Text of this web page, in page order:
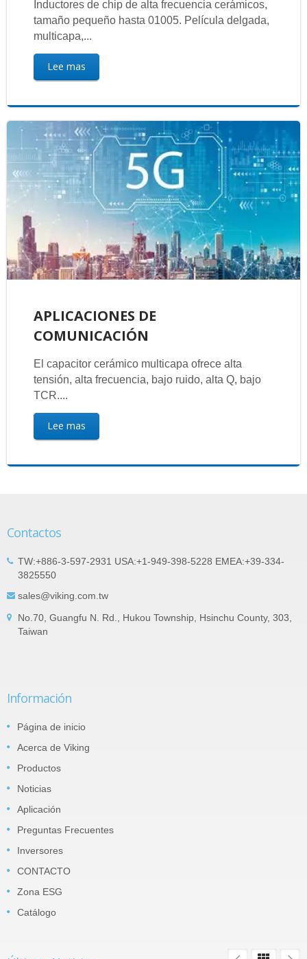
Inductores de chip de alta frecuencia cerámicos,
tamaño pequeño hasta 01005. Película delgada,
multicapa,...
Lee mas
APLICACIONES DE
COMUNICACIÓN
El capacitor cerámico multicapa ofrece alta
tensión, alta frecuencia, bajo ruido, alta Q, bajo
TCR....
Lee mas
Contactos
TW:+886-3-597-2931 USA:+1-949-398-5228 EMEA:+39-334-
3825550
sales@viking.com.tw
No.70, Guangfu N. Rd., Hukou Township, Hsinchu County, 303,
Taiwan
Información
Página de inicio
Acerca de Viking
Productos
Noticias
Aplicación
Preguntas Frecuentes
Inversores
CONTACTO
Zona ESG
Catálogo